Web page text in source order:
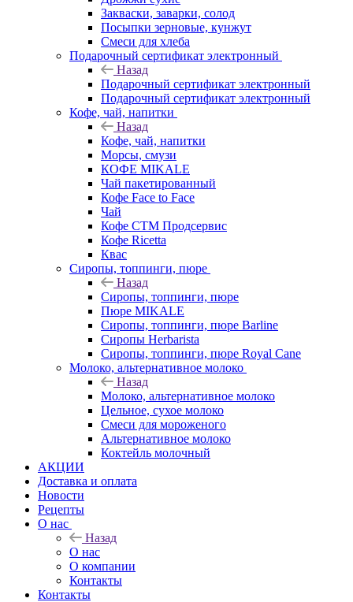
Закваски, заварки, солод
Посыпки зерновые, кунжут
Смеси для хлеба
Подарочный сертификат электронный
Назад
Подарочный сертификат электронный
Подарочный сертификат электронный
Кофе, чай, напитки
Назад
Кофе, чай, напитки
Морсы, смузи
КОФЕ MIKALE
Чай пакетированный
Кофе Face to Face
Чай
Кофе СТМ Продсервис
Кофе Ricetta
Квас
Сиропы, топпинги, пюре
Назад
Сиропы, топпинги, пюре
Пюре MIKALE
Сиропы, топпинги, пюре Barline
Сиропы Herbarista
Сиропы, топпинги, пюре Royal Cane
Молоко, альтернативное молоко
Назад
Молоко, альтернативное молоко
Цельное, сухое молоко
Смеси для мороженого
Альтернативное молоко
Коктейль молочный
АКЦИИ
Доставка и оплата
Новости
Рецепты
О нас
Назад
О нас
О компании
Контакты
Контакты